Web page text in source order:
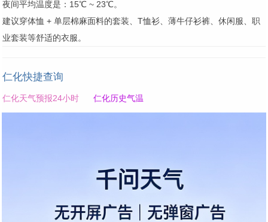
夜间平均温度是：15℃ ~ 23℃。
建议穿体恤 + 单层棉麻面料的套装、T恤衫、薄牛仔衫裤、休闲服、职
业套装等舒适的衣服。
仁化快捷查询
仁化天气预报24小时 仁化历史气温